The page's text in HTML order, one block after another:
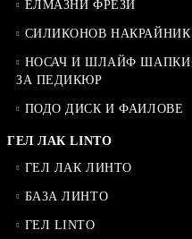
ЕЛМАЗНИ ФРЕЗИ
СИЛИКОНОВ НАКРАЙНИК
НОСАЧ И ШЛАЙФ ШАПКИ
ЗА ПЕДИКЮР
ПОДО ДИСК И ФАИЛОВЕ
ГЕЛ ЛАК LINTO
ГЕЛ ЛАК ЛИНТО
БАЗА ЛИНТО
ГЕЛ LINTO